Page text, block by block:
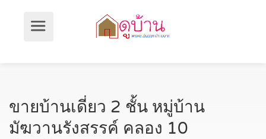
ขายบ้านเดี่ยว 2 ชั้น หมู่บ้าน
มัฆวานรังสรรค์ คลอง 10